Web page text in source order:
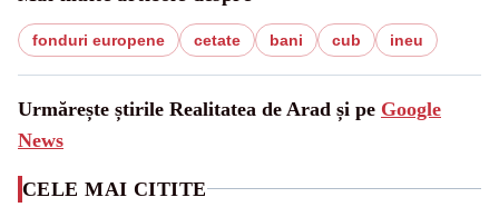
fonduri europene cetate bani cub ineu
Urmărește știrile Realitatea de Arad și pe Google
News
CELE MAI CITITE